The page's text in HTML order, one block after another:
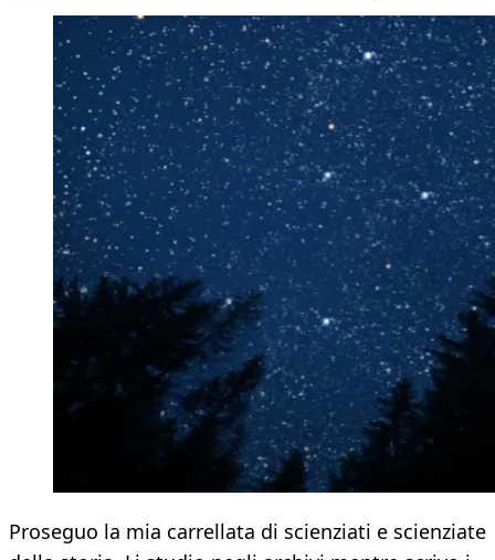
Proseguo la mia carrellata di scienziati e scienziate